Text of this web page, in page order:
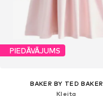
PIEDĀVĀJUMS
BAKER BY TED BAKER
Kleita